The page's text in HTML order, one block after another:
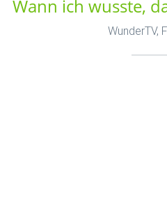
Wann ich wusste,
WunderTV,